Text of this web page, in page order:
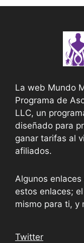
La web Mundo
Programa de
LLC, un
diseñado para
ganar tarifas al
afiliados.
Algunos
estos enlaces;
mismo para ti, y
Twitter